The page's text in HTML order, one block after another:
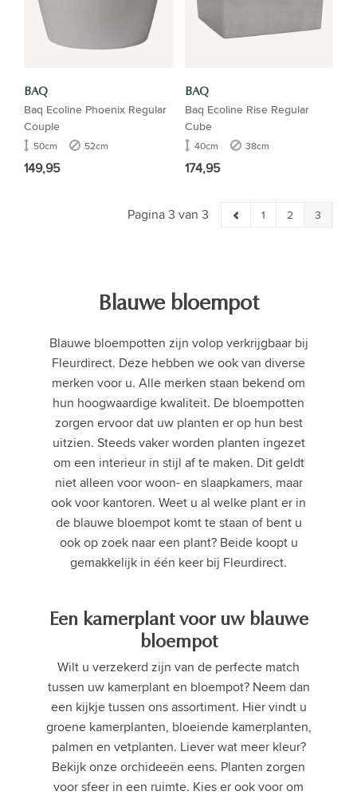
BAQ
Baq Ecoline Phoenix Regular
Couple
50cm 52cm
149,95
BAQ
Baq Ecoline Rise Regular
Cube
40cm 38cm
174,95
Pagina 3 van 3 1 2 3
Blauwe bloempot
Blauwe bloempotten zijn volop verkrijgbaar bij
Fleurdirect. Deze hebben we ook van diverse
merken voor u. Alle merken staan bekend om
hun hoogwaardige kwaliteit. De bloempotten
zorgen ervoor dat uw planten er op hun best
uitzien. Steeds vaker worden planten ingezet
om een interieur in stijl af te maken. Dit geldt
niet alleen voor woon- en slaapkamers, maar
ook voor kantoren. Weet u al welke plant er in
de blauwe bloempot komt te staan of bent u
ook op zoek naar een plant? Beide koopt u
gemakkelijk in één keer bij Fleurdirect.
Een kamerplant voor uw blauwe
bloempot
Wilt u verzekerd zijn van de perfecte match
tussen uw kamerplant en bloempot? Neem dan
een kijkje tussen ons assortiment. Hier vindt u
groene kamerplanten, bloeiende kamerplanten,
palmen en vetplanten. Liever wat meer kleur?
Bekijk onze orchideeën eens. Planten zorgen
voor sfeer in een ruimte. Kies er ook voor om